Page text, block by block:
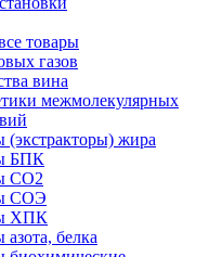
товары
газов
вина
межмолекулярных
(экстракторы) жира
БПК
СО2
СОЭ
ХПК
белка